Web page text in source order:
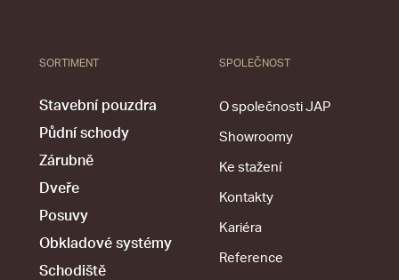
SORTIMENT
Stavební pouzdra
Půdní schody
Zárubně
Dveře
Posuvy
Obkladové systémy
Schodiště
SPOLEČNOST
O společnosti JAP
Showroomy
Ke stažení
Kontakty
Kariéra
Reference